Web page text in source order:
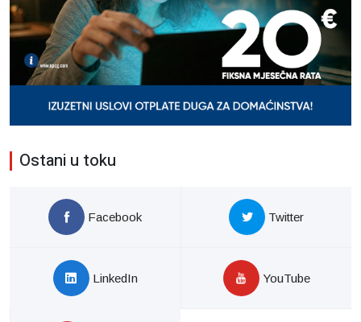
Ostani u toku
Facebook Twitter
LinkedIn YouTube